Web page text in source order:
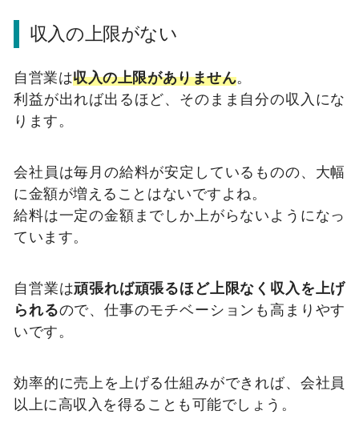
収入の上限がない
自営業は収入の上限がありません。
利益が出れば出るほど、そのまま自分の収入にな
ります。
会社員は毎月の給料が安定しているものの、大幅
に金額が増えることはないですよね。
給料は一定の金額までしか上がらないようになっ
ています。
自営業は頑張れば頑張るほど上限なく収入を上げ
られるので、仕事のモチベーションも高まりやす
いです。
効率的に売上を上げる仕組みができれば、会社員
以上に高収入を得ることも可能でしょう。